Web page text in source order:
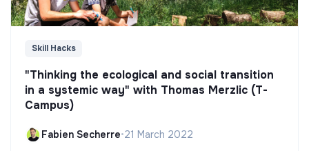
Skill Hacks
"Thinking the ecological and social transition
in a systemic way" with Thomas Merzlic (T-
Campus)
Fabien Secherre•21 March 2022